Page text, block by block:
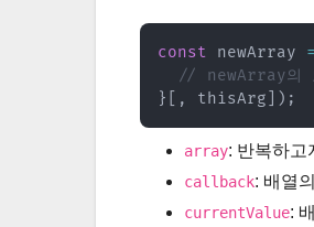
const newArray =
// newArray의
}
, thisArg ) ;
array: 반복하고
callback: 배열
currentValue: